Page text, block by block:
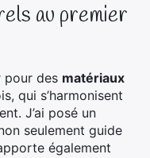
au premier
pour des matériaux
qui s’harmonisent
J’ai posé un
seulement guide
également